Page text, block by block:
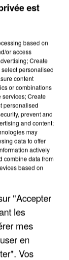
UN ÉLAN
REFUGES
est
based on
or access
Create
personalised
content
or combinations
Create
personalised
prevent and
and content;
may
data to offer
actively
combine data from
based on
"Accepter
les
mes
en
Vos